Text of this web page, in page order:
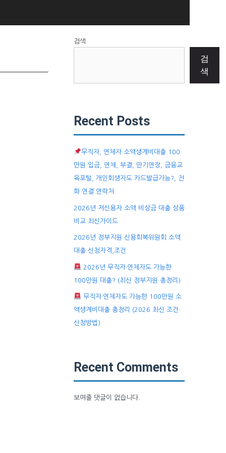
검색
검
색
Recent Posts
무직자, 연체자 소액생계비대출 100
만원 입금, 연체, 부결, 만기연장, 금융교
육포털, 개인회생자도 카드발급가능?, 전
화 연결 연락처
2026년 저신용자 소액 비상금 대출 상품
비교 최신가이드
2026년 정부지원 신용회복위원회 소액
대출 신청자격,조건
2026년 무직자·연체자도 가능한
100만원 대출? (최신 정부지원 총정리)
무직자·연체자도 가능한 100만원 소
액생계비대출 총정리 (2026 최신 조건·
신청방법)
Recent Comments
보여줄 댓글이 없습니다.